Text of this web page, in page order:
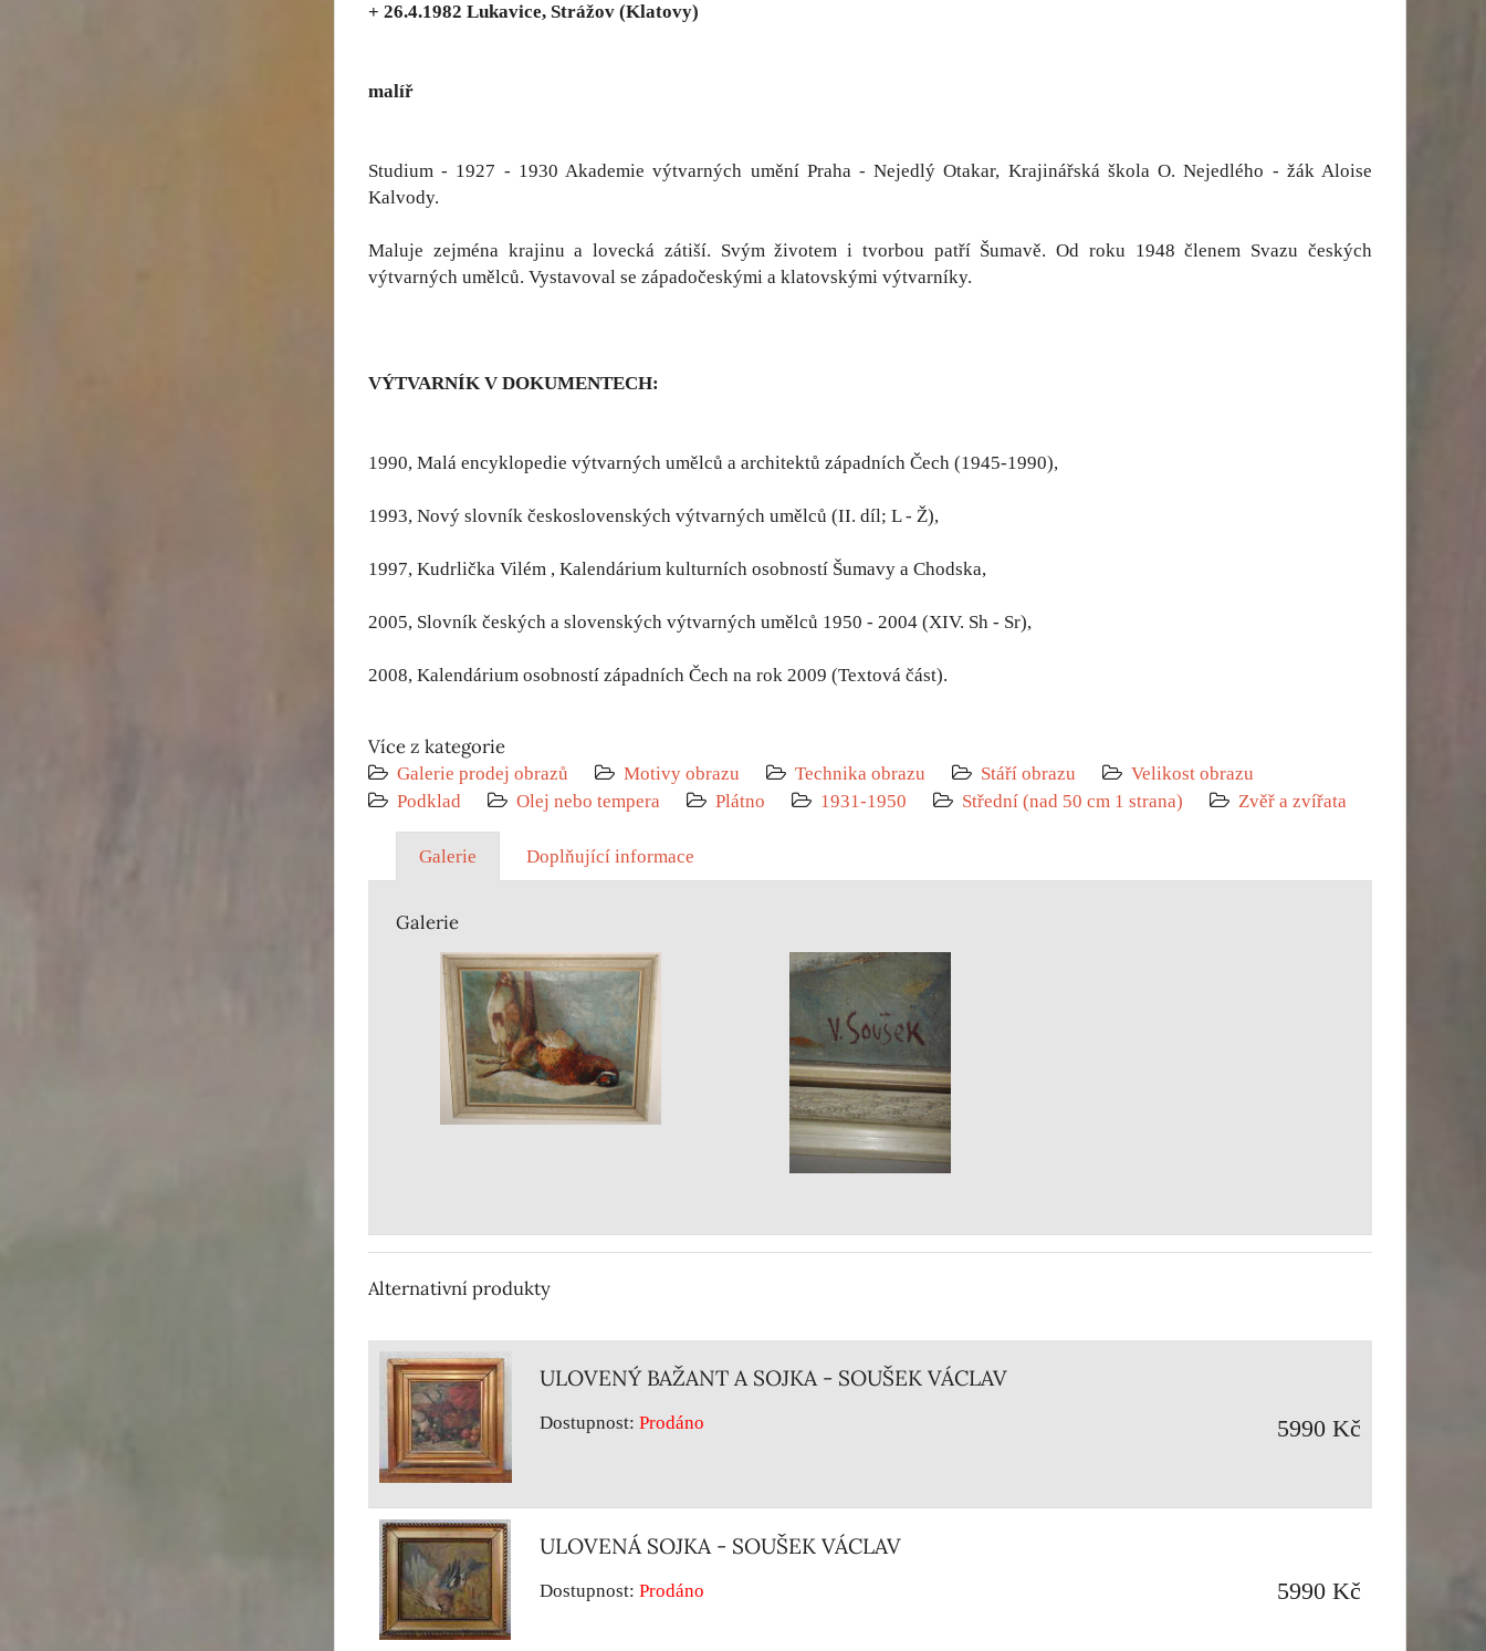
+ 26.4.1982 Lukavice, Strážov (Klatovy)
malíř
Studium - 1927 - 1930 Akademie výtvarných umění Praha - Nejedlý Otakar, Krajinářská škola O. Nejedlého - žák Aloise
Kalvody.
Maluje zejména krajinu a lovecká zátiší. Svým životem i tvorbou patří Šumavě. Od roku 1948 členem Svazu českých
výtvarných umělců. Vystavoval se západočeskými a klatovskými výtvarníky.
VÝTVARNÍK V DOKUMENTECH:
1990, Malá encyklopedie výtvarných umělců a architektů západních Čech (1945-1990),
1993, Nový slovník československých výtvarných umělců (II. díl; L - Ž),
1997, Kudrlička Vilém , Kalendárium kulturních osobností Šumavy a Chodska,
2005, Slovník českých a slovenských výtvarných umělců 1950 - 2004 (XIV. Sh - Sr),
2008, Kalendárium osobností západních Čech na rok 2009 (Textová část).
Více z kategorie
Galerie prodej obrazů Motivy obrazu Technika obrazu Stáří obrazu
Velikost obrazu
Podklad
Olej nebo tempera Plátno 1931-1950 Střední (nad 50 cm 1 strana) Zvěř a zvířata
Galerie Doplňující informace
Galerie
Alternativní produkty
ULOVENÝ BAŽANT A SOJKA - SOUŠEK VÁCLAV
Dostupnost: Prodáno 5990 Kč
ULOVENÁ SOJKA - SOUŠEK VÁCLAV
Dostupnost: Prodáno 5990 Kč